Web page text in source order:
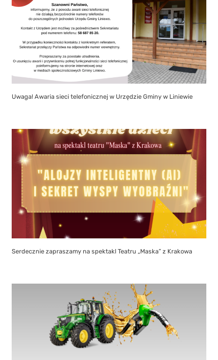
Uwaga! Awaria sieci telefonicznej w Urzędzie Gminy w Liniewie
Serdecznie zapraszamy na spektakl Teatru „Maska” z Krakowa